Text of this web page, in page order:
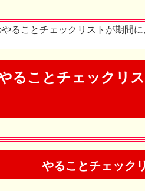
ることチェックリストが期間に
ることチェックリ
やることチェック